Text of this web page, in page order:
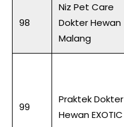
98
Niz Pet Care
Dokter Hewan
Malang
99
Praktek Dokter
Hewan EXOTIC